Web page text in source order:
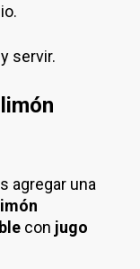
servir.
agregar una
con jugo